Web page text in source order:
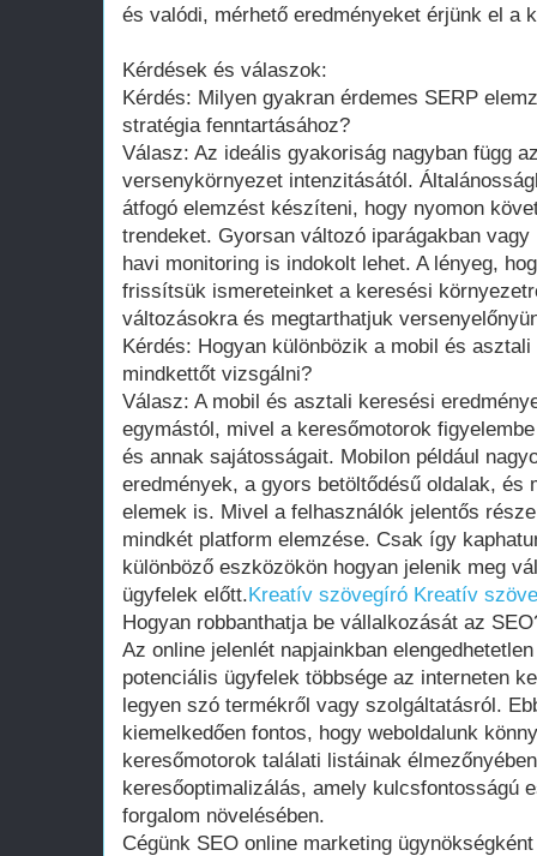
és valódi, mérhető eredményeket érjünk el a
Kérdések és válaszok:
Kérdés: Milyen gyakran érdemes SERP
stratégia fenntartásához?
Válasz: Az ideális gyakoriság nagyban függ
versenykörnyezet intenzitásától.
átfogó elemzést készíteni, hogy nyomon
trendeket. Gyorsan változó iparágakban
havi monitoring is indokolt lehet. A lényeg,
frissítsük ismereteinket a keresési
változásokra és megtarthatjuk
Kérdés: Hogyan különbözik a mobil és
mindkettőt vizsgálni?
Válasz: A mobil és asztali keresési
egymástól, mivel a keresőmotorok
és annak sajátosságait. Mobilon például
eredmények, a gyors betöltődésű oldalak, és
elemek is. Mivel a felhasználók jelentős
mindkét platform elemzése. Csak így
különböző eszközökön hogyan jelenik meg
ügyfelek előtt.Kreatív szövegíró Kreatív
Hogyan robbanthatja be vállalkozását az
Az online jelenlét napjainkban
potenciális ügyfelek többsége az interneten
legyen szó termékről vagy szolgáltatásról.
kiemelkedően fontos, hogy weboldalunk
keresőmotorok találati listáinak
keresőoptimalizálás, amely kulcsfontosságú
forgalom növelésében.
Cégünk SEO online marketing